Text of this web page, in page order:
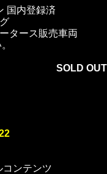
国内登録済
タース販売車両
SOLD OUT
コンテンツ